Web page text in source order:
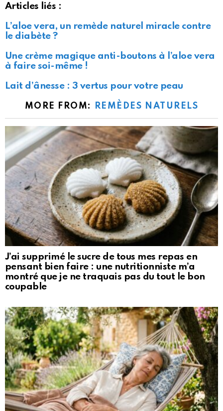
Articles liés :
L’aloe vera, un remède naturel miracle contre
le diabète ?
Une crème magique anti-boutons à l’aloe vera
à faire soi-même !
Lait d’ânesse : 3 vertus pour votre peau
MORE FROM: REMÈDES NATURELS
J’ai supprimé le sucre de tous mes repas en
pensant bien faire : une nutritionniste m’a
montré que je ne traquais pas du tout le bon
coupable